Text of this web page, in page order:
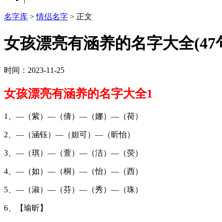
名字库 >情侣名字 > 正文
女孩漂亮有涵养的名字大全(47
时间：2023-11-25
女孩漂亮有涵养的名字大全1
1、—（紫）—（倩）—（娜）—（荷）
2、—（涵钰）—（妲可）—（昕怡）
3、—（琪）—（萱）—（洁）—（荧）
4、—（如）—（桐）—（怡）—（西）
5、—（淑）—（芬）—（秀）—（珠）
6、【瑜昕】